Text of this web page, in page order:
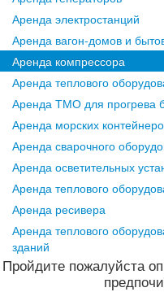
Аренда электростанций
Аренда вагон-домов и
Аренда компрессора
Аренда теплового
Аренда ТМО для прогрева
Аренда морских
Аренда сварочного
Аренда осветительных
Аренда теплового
Аренда ресивера
Аренда теплового
зданий
Пройдите пожалуйста